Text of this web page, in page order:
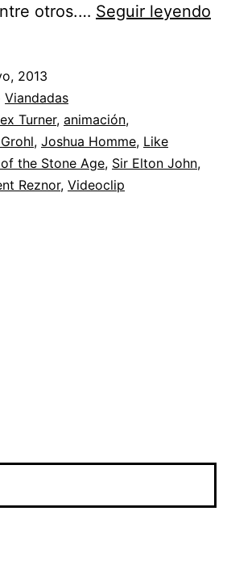
otros.… Seguir leyendo
2013
Viandadas
Turner, animación,
, Joshua Homme, Like
of the Stone Age, Sir Elton John,
Reznor, Videoclip